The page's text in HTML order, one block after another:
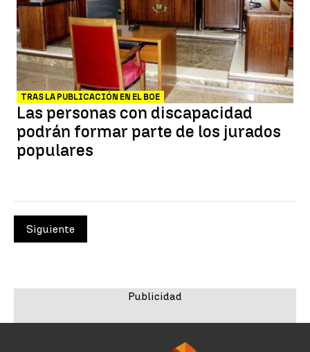
TRAS LA PUBLICACIÓN EN EL BOE
Las personas con discapacidad
podrán formar parte de los jurados
populares
Siguiente